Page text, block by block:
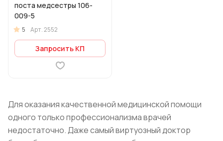
поста медсестры 106-
009-5
5 Арт.2552
Запросить КП
Для оказания качественной медицинской помощи
одного только профессионализма врачей
недостаточно. Даже самый виртуозный доктор